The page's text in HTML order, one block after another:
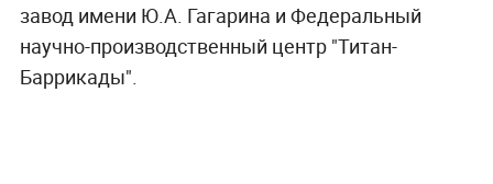
завод имени Ю.А. Гагарина и Федеральный
научно-производственный центр "Титан-
Баррикады".